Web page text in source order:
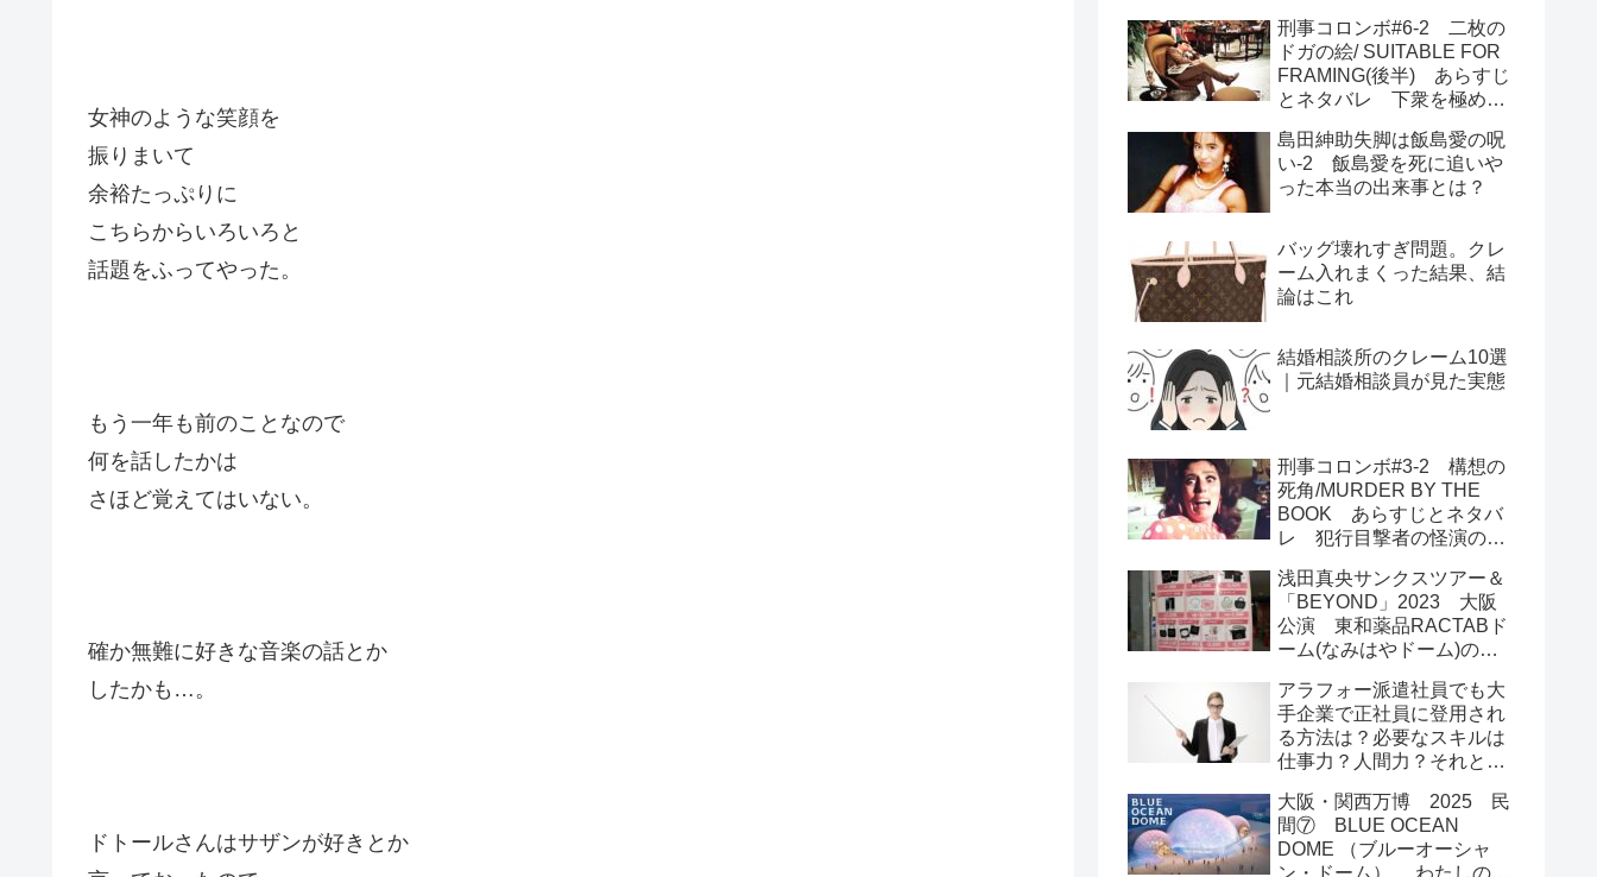
女神のような笑顔を
振りまいて
余裕たっぷりに
こちらからいろいろと
話題をふってやった。
もう一年も前のことなので
何を話したかは
さほど覚えてはいない。
確か無難に好きな音楽の話とか
したかも…。
ドトールさんはサザンが好きとか
刑事コロンボ#6-2 二枚の
ドガの絵/ SUITABLE FOR
FRAMING(後半) あらすじ
とネタバレ 下衆を極めた
島田紳助失脚は飯島愛の呪
い-2 飯島愛を死に追いや
った本当の出来事とは？
バッグ壊れすぎ問題。クレ
ーム入れまくった結果、結
論はこれ
結婚相談所のクレーム10選
｜元結婚相談員が見た実態
刑事コロンボ#3-2 構想の
死角/MURDER BY THE
BOOK あらすじとネタバ
レ 犯行目撃者の怪演の秘
ストの謎二つ
浅田真央サンクスツアー＆
「BEYOND」2023 大阪
公演 東和薬品RACTABド
ーム(なみはやドーム)の座
席のメリットは？
アラフォー派遣社員でも大
手企業で正社員に登用され
る方法は？必要なスキルは
仕事力？人間力？それとも
大阪・関西万博 2025 民
間⑦ BLUE OCEAN
DOME （ブルーオーシャ
ン・ドーム） わたしの海